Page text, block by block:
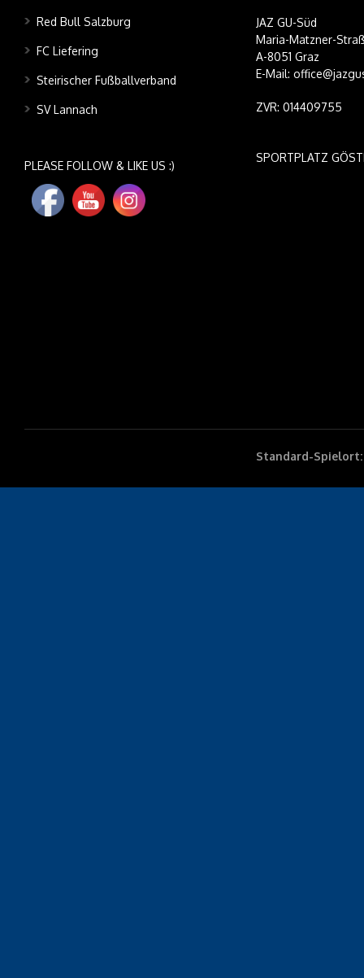
Red Bull Salzburg
FC Liefering
Steirischer Fußballverband
SV Lannach
PLEASE FOLLOW & LIKE US :)
JAZ GU-Süd
Maria-Matzner-
A-8051 Graz
E-Mail:
ZVR: 014409755
SPORTPLATZ
Standard-Spielort: